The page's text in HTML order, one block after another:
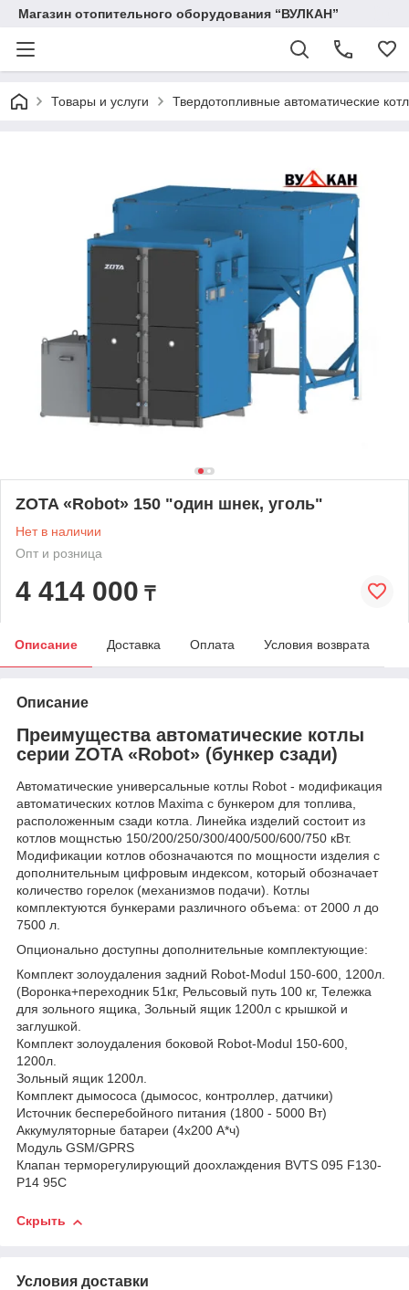
Магазин отопительного оборудования “ВУЛКАН”
Товары и услуги Твердотопливные автоматические
ZOTA «Robot» 150 "один шнек, уголь"
Нет в наличии
Опт и розница
4 414 000 ₸
Описание Доставка Оплата Условия возврата
Описание
Преимущества автоматические котлы
серии ZOTA «Robot» (бункер сзади)
Автоматические универсальные котлы Robot - модификация
автоматических котлов Maxima c бункером для топлива,
расположенным сзади котла. Линейка изделий состоит из
котлов мощнстью 150/200/250/300/400/500/600/750 кВт.
Модификации котлов обозначаются по мощности изделия с
дополнительным цифровым индексом, который обозначает
количество горелок (механизмов подачи). Котлы
комплектуются бункерами различного объема: от 2000 л до
7500 л.
Опционально доступны дополнительные комплектующие:
Комплект золоудаления задний Robot-Modul 150-600, 1200л.
(Воронка+переходник 51кг, Рельсовый путь 100 кг, Тележка
для зольного ящика, Зольный ящик 1200л с крышкой и
заглушкой.
Комплект золоудаления боковой Robot-Modul 150-600,
1200л.
Зольный ящик 1200л.
Комплект дымососа (дымосос, контроллер, датчики)
Источник бесперебойного питания (1800 - 5000 Вт)
Аккумуляторные батареи (4х200 А*ч)
Модуль GSM/GPRS
Клапан терморегулирующий доохлаждения BVTS 095 F130-
P14 95C
Скрыть
Условия доставки